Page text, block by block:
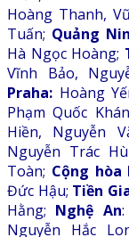
Hoàng Thanh,
Tuấn; Quảng
Hà Ngọc Hoàng;
Vĩnh Bảo,
Praha: Hoàng
Phạm Quốc
Hiền, Nguyễn
Nguyễn Trác
Toàn; Cộng hòa
Đức Hậu; Tiền
Hằng; Nghệ An
Nguyễn Hắc